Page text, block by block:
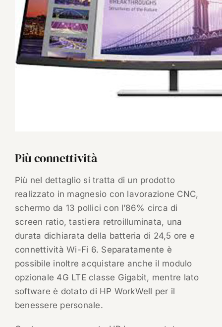
Più connettività
Più nel dettaglio si tratta di un prodotto
realizzato in magnesio con lavorazione CNC,
schermo da 13 pollici con l’86% circa di
screen ratio, tastiera retroilluminata, una
durata dichiarata della batteria di 24,5 ore e
connettività Wi-Fi 6. Separatamente è
possibile inoltre acquistare anche il modulo
opzionale 4G LTE classe Gigabit, mentre lato
software è dotato di HP WorkWell per il
benessere personale.